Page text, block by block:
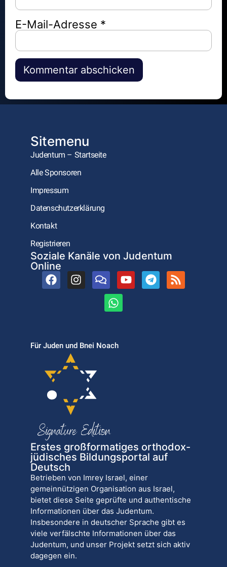
E-Mail-Adresse *
Alternative:
Sitemenu
Judentum – Startseite
Alle Sponsoren
Impressum
Datenschutzerklärung
Kontakt
Registrieren
Soziale Kanäle von Judentum
Online
Für Juden und Bnei Noach
Erstes großformatiges orthodox-
jüdisches Bildungsportal auf
Deutsch
Betrieben von Imrey Israel, einer
gemeinnützigen Organisation aus Israel,
bietet diese Seite geprüfte und authentische
Informationen über das Judentum.
Insbesondere in deutscher Sprache gibt es
viele verfälschte Informationen über das
Judentum, und unser Projekt setzt sich aktiv
dagegen ein.